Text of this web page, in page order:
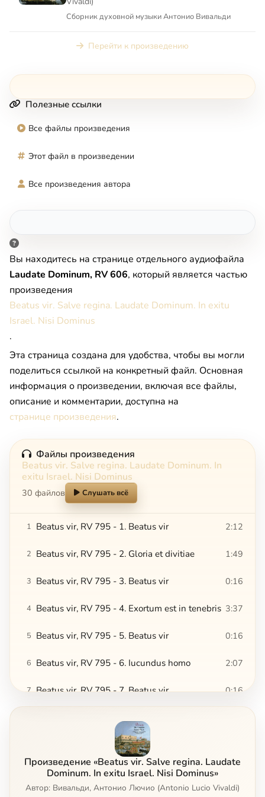
Сборник духовной музыки Антонио Вивальди
Перейти к произведению
Полезные ссылки
Все файлы произведения
Этот файл в произведении
Все произведения автора
Вы находитесь на странице отдельного аудиофайла
Laudate Dominum, RV 606, который является частью
произведения
Beatus vir. Salve regina. Laudate Dominum. In exitu
Israel. Nisi Dominus
.
Эта страница создана для удобства, чтобы вы могли
поделиться ссылкой на конкретный файл. Основная
информация о произведении, включая все файлы,
описание и комментарии, доступна на
странице произведения.
Файлы произведения
Beatus vir. Salve regina. Laudate Dominum. In
exitu Israel. Nisi Dominus
30 файлов Слушать всё
1 Beatus vir, RV 795 - 1. Beatus vir 2:12
2 Beatus vir, RV 795 - 2. Gloria et divitiae 1:49
3 Beatus vir, RV 795 - 3. Beatus vir 0:16
4 Beatus vir, RV 795 - 4. Exortum est in tenebris 3:37
5 Beatus vir, RV 795 - 5. Beatus vir 0:16
6 Beatus vir, RV 795 - 6. Iucundus homo 2:07
7 Beatus vir, RV 795 - 7. Beatus vir 0:16
Beatus vir, RV 795 - 9. Beatus vir
Beatus vir, RV 795 - 10. Paratum cor eius
Произведение «Beatus vir. Salve regina. Laudate
Dominum. In exitu Israel. Nisi Dominus»
Автор: Вивальди, Антонио Лючио (Antonio Lucio Vivaldi)